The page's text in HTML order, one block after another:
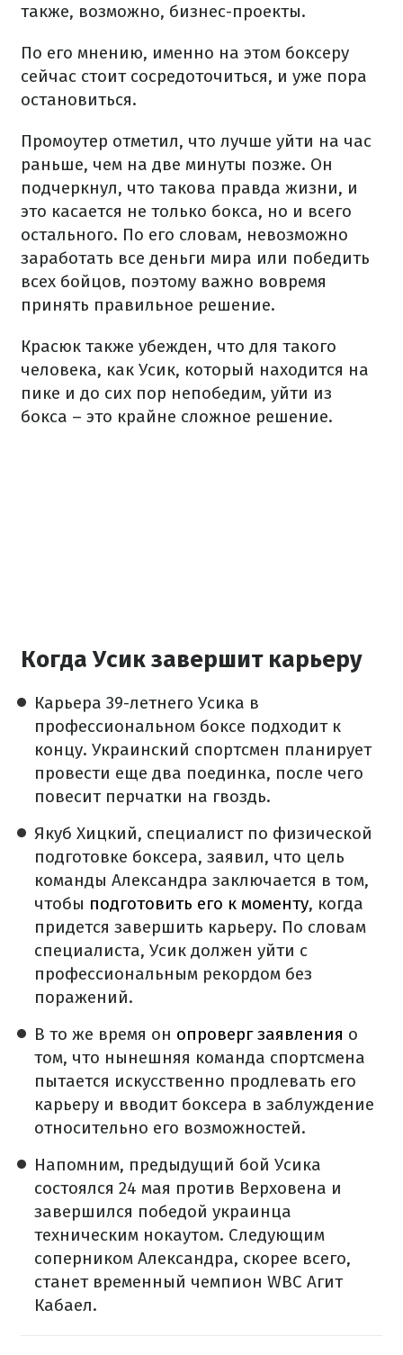
также, возможно, бизнес-проекты.
По его мнению, именно на этом боксеру
сейчас стоит сосредоточиться, и уже пора
остановиться.
Промоутер отметил, что лучше уйти на час
раньше, чем на две минуты позже. Он
подчеркнул, что такова правда жизни, и
это касается не только бокса, но и всего
остального. По его словам, невозможно
заработать все деньги мира или победить
всех бойцов, поэтому важно вовремя
принять правильное решение.
Красюк также убежден, что для такого
человека, как Усик, который находится на
пике и до сих пор непобедим, уйти из
бокса – это крайне сложное решение.
Когда Усик завершит карьеру
Карьера 39-летнего Усика в
профессиональном боксе подходит к
концу. Украинский спортсмен планирует
провести еще два поединка, после чего
повесит перчатки на гвоздь.
Якуб Хицкий, специалист по физической
подготовке боксера, заявил, что цель
команды Александра заключается в том,
чтобы подготовить его к моменту, когда
придется завершить карьеру. По словам
специалиста, Усик должен уйти с
профессиональным рекордом без
поражений.
В то же время он опроверг заявления о
том, что нынешняя команда спортсмена
пытается искусственно продлевать его
карьеру и вводит боксера в заблуждение
относительно его возможностей.
Напомним, предыдущий бой Усика
состоялся 24 мая против Верховена и
завершился победой украинца
техническим нокаутом. Следующим
соперником Александра, скорее всего,
станет временный чемпион WBC Агит
Кабаел.